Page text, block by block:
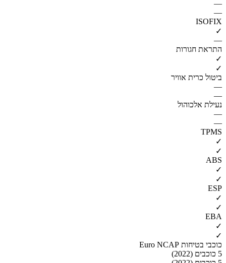
—
—
ISOFIX
✓
—
התראת חגורות
✓
✓
ביטול כרית אוויר
—
—
נעילת אלכוהול
—
—
TPMS
✓
✓
ABS
✓
✓
ESP
✓
✓
EBA
✓
✓
כוכבי בטיחות Euro NCAP
5 כוכבים (2022)